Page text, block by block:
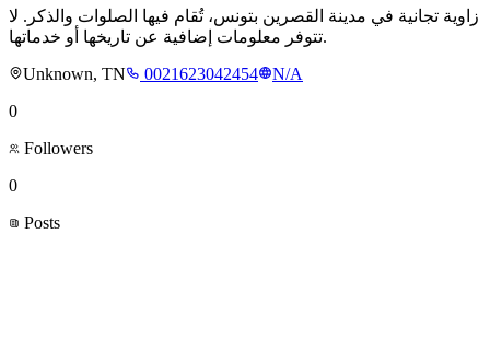
زاوية تجانية في مدينة القصرين بتونس، تُقام فيها الصلوات والذكر. لا
تتوفر معلومات إضافية عن تاريخها أو خدماتها.
Unknown, TN
0021623042454
N/A
0
Followers
0
Posts